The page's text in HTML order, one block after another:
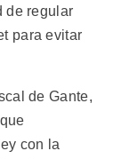
de regular
para evitar
de Gante,
con la